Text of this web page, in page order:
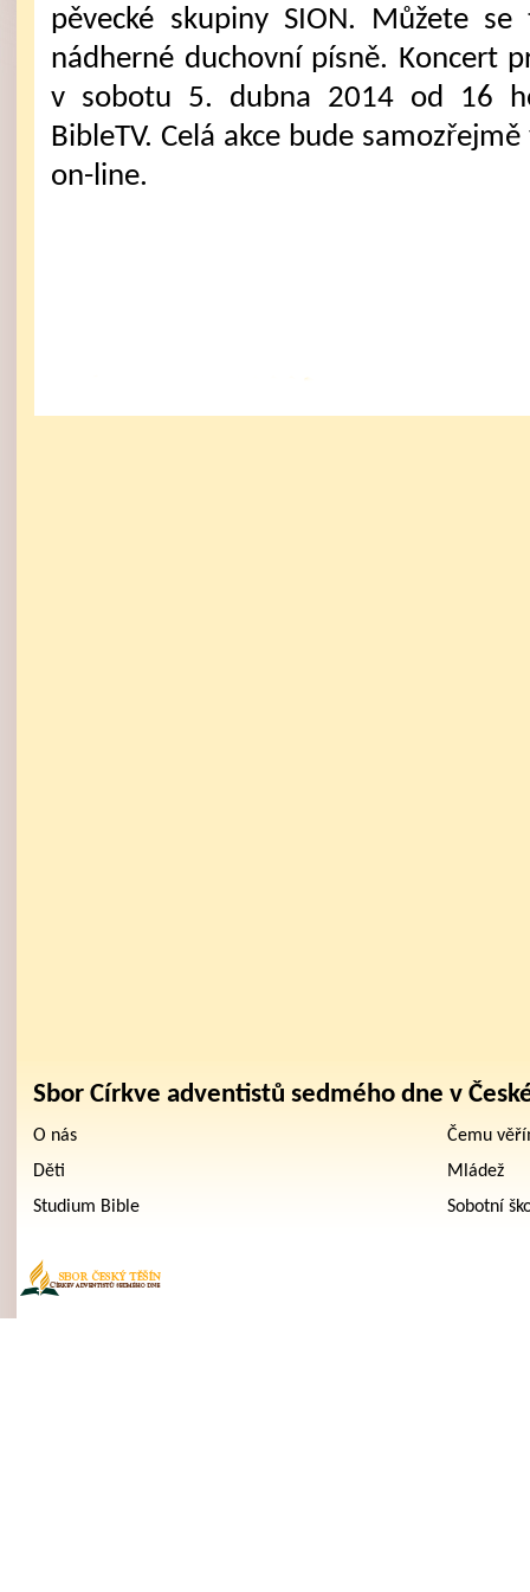
pěvecké skupiny SION. Můžete
nádherné duchovní písně. Koncert
v sobotu 5. dubna 2014 od 16
BibleTV. Celá akce bude
on-line.
Sbor Církve adventistů sedmého dne v
O nás
Čemu
Děti
Mládež
Studium Bible
Sobotní